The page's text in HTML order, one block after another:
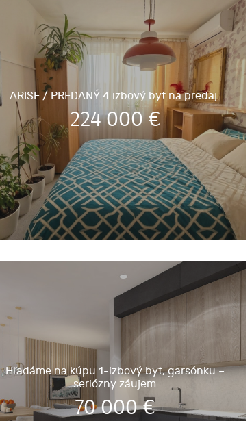
ARISE / PREDANÝ 4 izbový byt na predaj.
224 000€
Hľadáme na kúpu 1-izbový byt, garsónku –
seriózny záujem
70 000€